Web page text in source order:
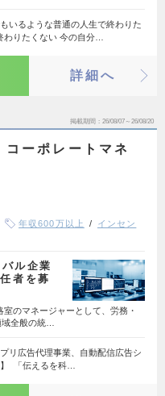
いるような普通の人生で終わりた
わりたくない 今の自分…
詳細へ
掲載期間 26/08/07～26/08/20
コーポレートマネ
年収600万以上
インセン
ル企業
者を募
のマネージャーとして、労務・
全般の統…
リ広告代理事業、自動配信広告シ
「伝えるを科…